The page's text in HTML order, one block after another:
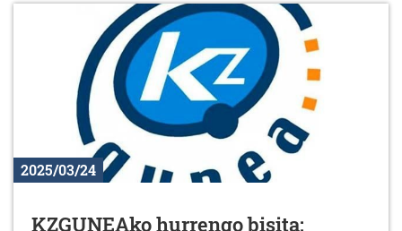
2025/03/24
KZGUNEAko hurrengo bisita: